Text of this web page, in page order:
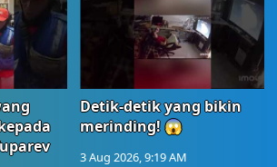
Detik-detik yang bikin
merinding! 😱
3 Aug 2026, 9:19 AM